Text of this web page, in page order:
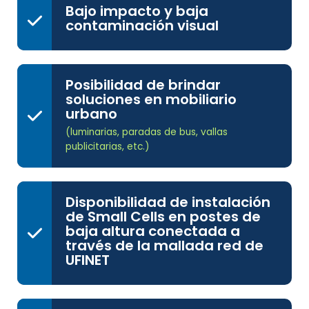
Bajo impacto y baja
contaminación visual
Posibilidad de brindar
soluciones en mobiliario
urbano
(luminarias, paradas de bus, vallas
publicitarias, etc.)
Disponibilidad de instalación
de Small Cells en postes de
baja altura conectada a
través de la mallada red de
UFINET